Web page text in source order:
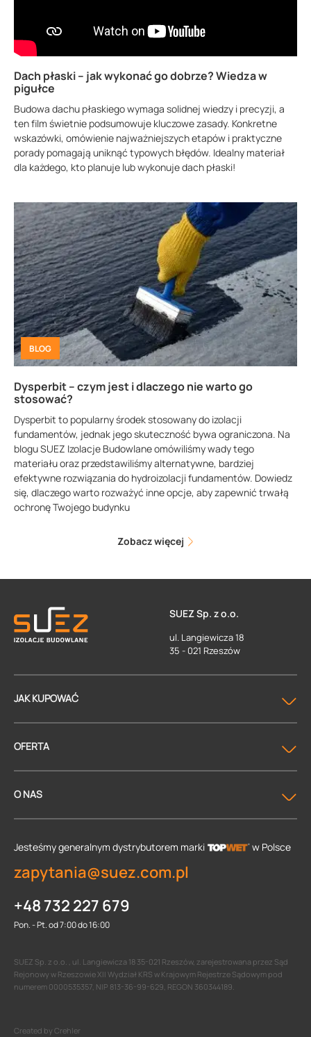
Dach płaski – jak wykonać go dobrze? Wiedza w
pigułce
Budowa dachu płaskiego wymaga solidnej wiedzy i precyzji, a
ten film świetnie podsumowuje kluczowe zasady. Konkretne
wskazówki, omówienie najważniejszych etapów i praktyczne
porady pomagają uniknąć typowych błędów. Idealny materiał
dla każdego, kto planuje lub wykonuje dach płaski!
BLOG
Dysperbit – czym jest i dlaczego nie warto go
stosować?
Dysperbit to popularny środek stosowany do izolacji
fundamentów, jednak jego skuteczność bywa ograniczona. Na
blogu SUEZ Izolacje Budowlane omówiliśmy wady tego
materiału oraz przedstawiliśmy alternatywne, bardziej
efektywne rozwiązania do hydroizolacji fundamentów. Dowiedz
się, dlaczego warto rozważyć inne opcje, aby zapewnić trwałą
ochronę Twojego budynku
Zobacz więcej
SUEZ Sp. z o.o.
ul. Langiewicza 18
35 - 021 Rzeszów
JAK KUPOWAĆ
OFERTA
O NAS
Jesteśmy generalnym dystrybutorem marki w Polsce
zapytania@suez.com.pl
+48 732 227 679
Pon. - Pt. od 7:00 do 16:00
SUEZ Sp. z o.o. , ul. Langiewicza 18 35-021 Rzeszów, zarejestrowana przez Sąd
Rejonowy w Rzeszowie XII Wydział KRS w Krajowym Rejestrze Sądowym pod
numerem 0000535357, NIP 813-36-99-629, REGON 360344189.
Created by Crehler